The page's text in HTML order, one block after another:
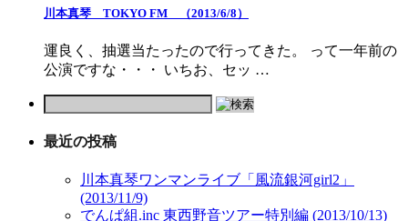
川本真琴 TOKYO FM （2013/6/8）
運良く、抽選当たったので行ってきた。 って一年前の
公演ですな・・・ いちお、セッ …
最近の投稿
川本真琴ワンマンライブ「風流銀河girl2」
(2013/11/9)
でんぱ組.inc 東西野音ツアー特別編 (2013/10/13)